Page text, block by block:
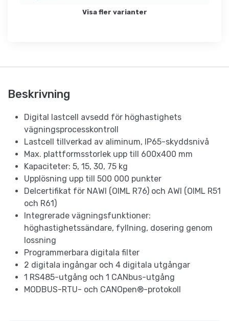
Visa fler varianter
Beskrivning
Digital lastcell avsedd för höghastighets
vägningsprocesskontroll
Lastcell tillverkad av aliminum, IP65-skyddsnivå
Max. plattformsstorlek upp till 600x400 mm
Kapaciteter: 5, 15, 30, 75 kg
Upplösning upp till 500 000 punkter
Delcertifikat för NAWI (OIML R76) och AWI (OIML R51
och R61)
Integrerade vägningsfunktioner:
höghastighetssändare, fyllning, dosering genom
lossning
Programmerbara digitala filter
2 digitala ingångar och 4 digitala utgångar
1 RS485-utgång och 1 CANbus-utgång
MODBUS-RTU- och CANOpen®-protokoll